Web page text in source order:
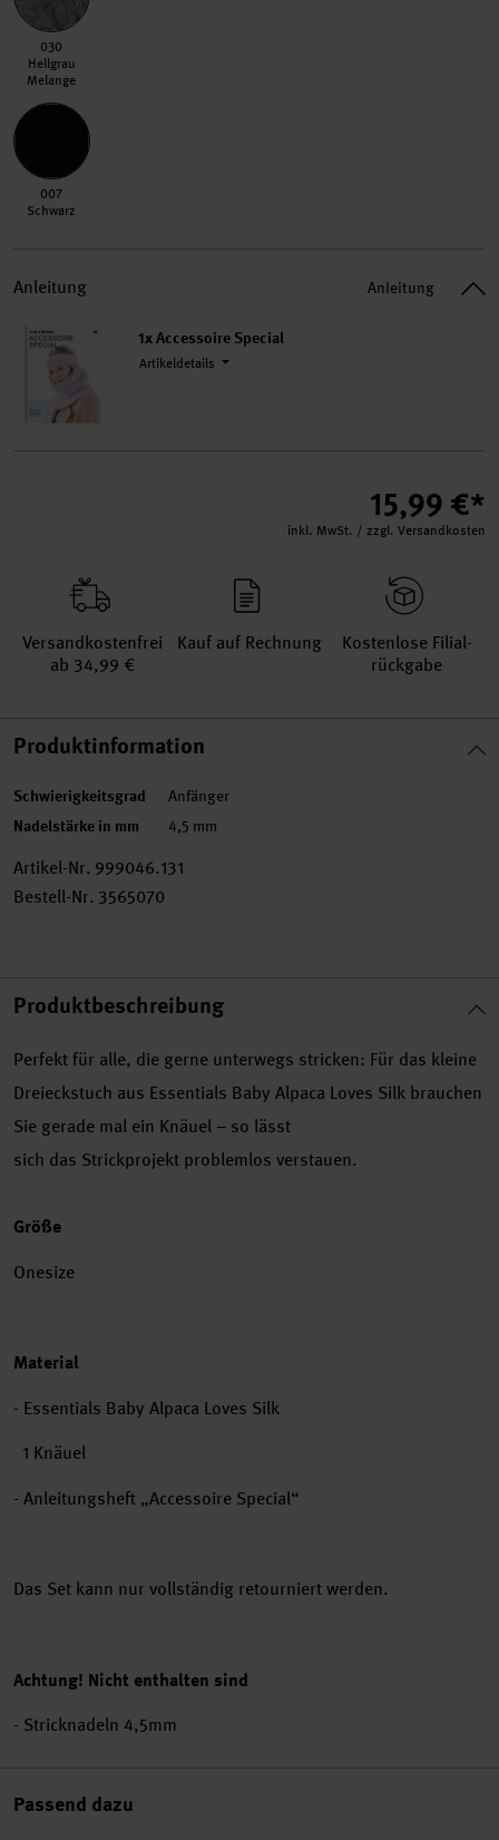
030 Hellgrau Melange
030
Hellgrau
Melange
007 Schwarz
007
Schwarz
Anleitung Anleitung
1x Accessoire Special
Artikeldetails
15,99 €*
inkl. MwSt. / zzgl. Versandkosten
Versand­kosten­frei
ab 34,99 €
Kauf auf Rechnung
Kosten­lose Filial­
rückgabe
Produktinformation
Schwierigkeitsgrad Anfänger
Nadelstärke in mm 4,5 mm
Artikel-Nr. 999046.131
Bestell-Nr. 3565070
Produktbeschreibung
Perfekt für alle, die gerne unterwegs stricken: Für das kleine
Dreieckstuch aus Essentials Baby Alpaca Loves Silk brauchen
Sie gerade mal ein Knäuel – so lässt
sich das Strickprojekt problemlos verstauen.
Größe
Onesize
Material
- Essentials Baby Alpaca Loves Silk
1 Knäuel
- Anleitungsheft „Accessoire Special“
Das Set kann nur vollständig retourniert werden.
Achtung! Nicht enthalten sind
- Stricknadeln 4,5mm
Passend dazu